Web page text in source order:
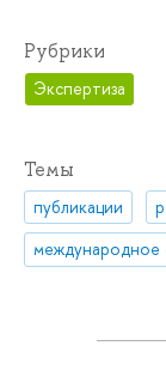
Рубрики
Экспертиза
Темы
публикации
международное